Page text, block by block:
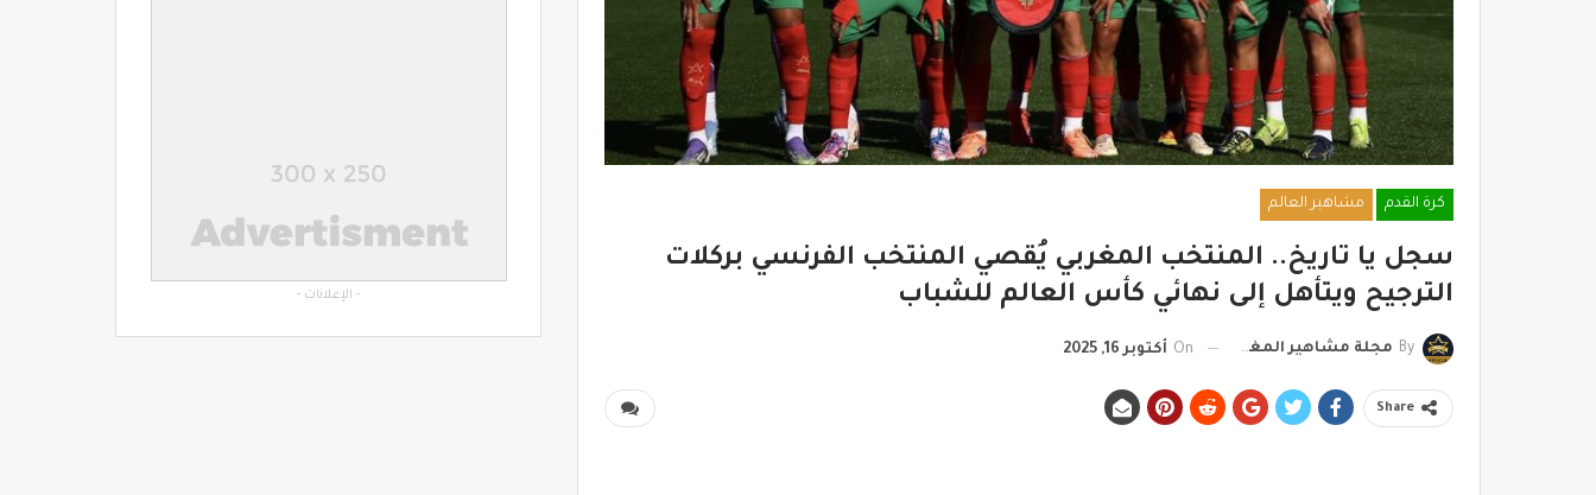
كرة القدم مشاهير العالم
سجل يا تاريخ.. المنتخب المغربي يُقصي المنتخب الفرنسي بركلات
الترجيح ويتأهل إلى نهائي كأس العالم للشباب⁩⁩⁩⁩
By مجلة مشاهير المغرب On أكتوبر 16, 2025
Share
- الإعلانات -